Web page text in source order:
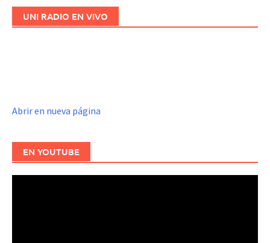
UNI RADIO EN VIVO
Abrir en nueva página
EN YOUTUBE